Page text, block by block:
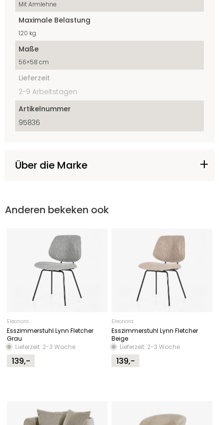
Mit Armlehne
Maximale Belastung
120 kg
Maße
56×58 cm
Lieferzeit
2-9 Arbeitstagen
Artikelnummer
95836
Über die Marke
Anderen bekeken ook
Eleonora
Esszimmerstuhl Lynn Fletcher
Grau
Lieferzeit: 2-3 Woche
139,-
Eleonora
Esszimmerstuhl Lynn Fletcher
Beige
Lieferzeit: 2-3 Woche
139,-